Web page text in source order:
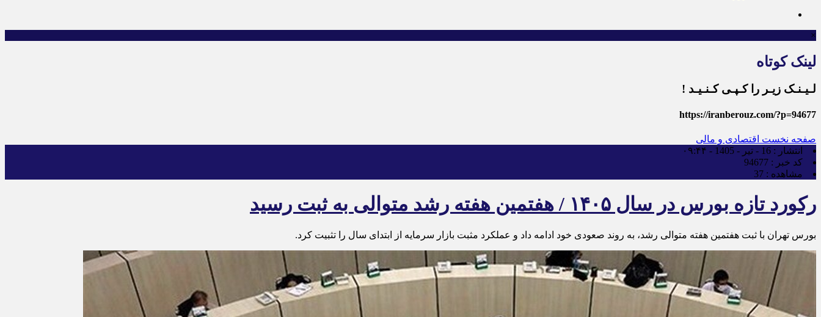
×
لینک کوتاه
لـیـنـک زیـر را کـپـی کـنـیـد !
https://iranberouz.com/?p=94677
صفحه نخست اقتصادی و مالی
انتشار : 16 - تیر - 1405 - ۰۹:۴۴
کد خبر : 94677
مشاهده : 37
رکورد تازه بورس در سال ۱۴۰۵ / هفتمین هفته رشد متوالی به ثبت رسید
بورس تهران با ثبت هفتمین هفته متوالی رشد، به روند صعودی خود ادامه داد و عملکرد مثبت بازار سرمایه از ابتدای سال را تثبیت کرد.